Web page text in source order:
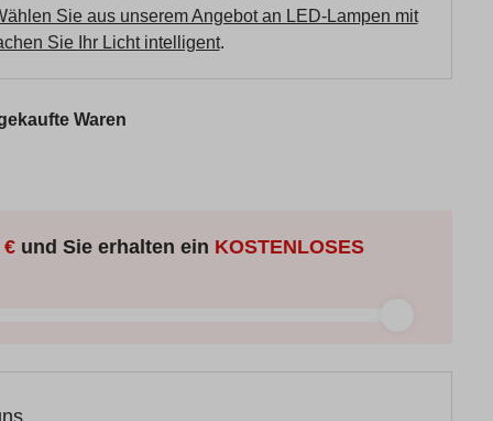
Sie aus unserem Angebot an LED-Lampen mit
Sie Ihr Licht intelligent.
Waren
€ und Sie erhalten ein KOSTENLOSES